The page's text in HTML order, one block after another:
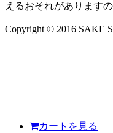
えるおそれがあります
Copyright © 2016 SAKE
カートを見る